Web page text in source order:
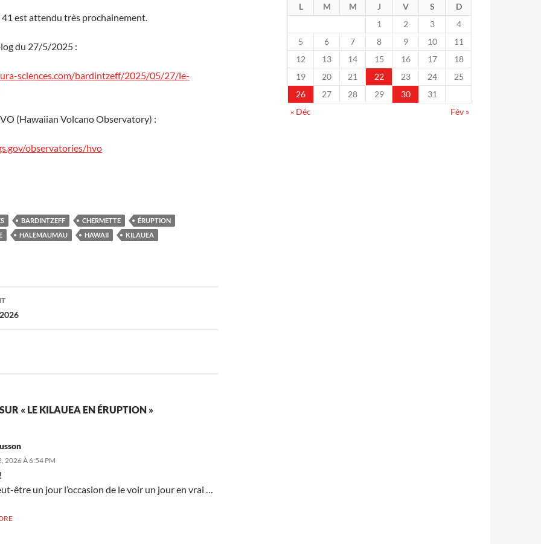
41 est attendu très prochainement.
du 27/5/2025 :
sciences.com/bardintzeff/2025/05/27/le-
(Hawaiian Volcano Observatory) :
observatories/hvo
BARDINTZEFF CHERMETTE
ÉRUPTION
HALEMAUMAU HAWAII
KILAUEA
« LE KILAUEA EN ÉRUPTION »
2026 À 6:54 PM
être un jour l’occasion de le voir un jour en vrai …
L M M J V S
D
1
2 3
4
5
6 7 8 9 10
11
12
13 14 15 16 17
18
19
20 21 22 23 24
25
26
27 28 29 30
31
« Déc
Fév »